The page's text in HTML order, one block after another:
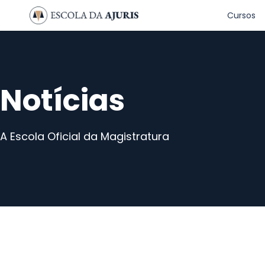
Cursos
Notícias
A Escola Oficial da Magistratura